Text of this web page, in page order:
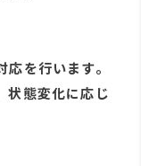
を行います。
状態変化に応じ